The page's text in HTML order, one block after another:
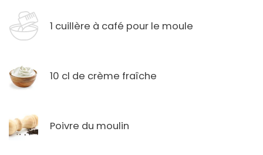
1 cuillère à café pour le moule
10 cl de crème fraîche
Poivre du moulin